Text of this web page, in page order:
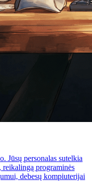
Jūsų personalas sutelkia
programinės
debesų kompiuterijai